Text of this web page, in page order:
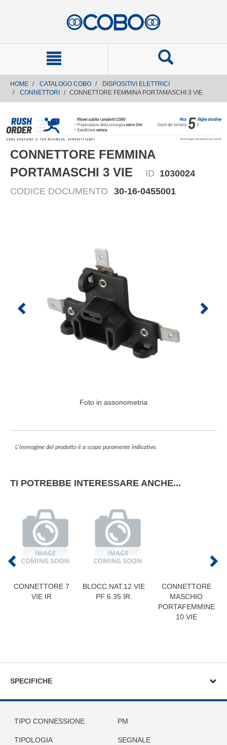
HOME CATALOGO COBO
DISPOSITIVI ELETTRICI
CONNETTORI
CONNETTORE FEMMINA PORTAMASCHI 3 VIE
CONNETTORE FEMMINA
PORTAMASCHI 3 VIE
ID 1030024
CODICE DOCUMENTO
30-16-0455001
Foto in assonometria
L'immagine del prodotto è a scopo puramente indicativo.
TI POTREBBE INTERESSARE ANCHE...
CONNETTORE 7
VIE IR
BLOCC.NAT.12 VIE
PF 6.35 IR.
CONNETTORE
MASCHIO
PORTAFEMMINE
10 VIE
SPECIFICHE
TIPO CONNESSIONE PM
TIPOLOGIA SEGNALE